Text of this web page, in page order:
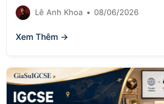
development, resource
global warming, conservation…
Lê Anh Khoa • 08/06/2026
Xem Thêm →